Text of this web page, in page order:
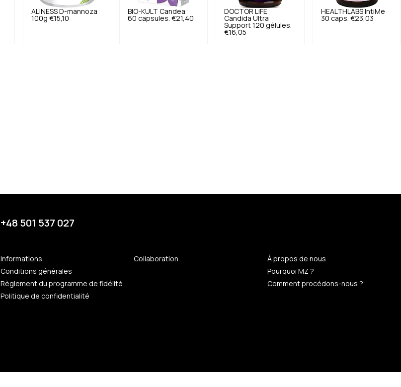
ALINESS D-mannoza
100g €15,10
BIO-KULT Candea
60 capsules. €21,40
DOCTOR LIFE
Candida Ultra
Support 120 gélules.
€16,05
HEALTHLABS IntiMe
30 caps. €23,03
+48 501 537 027
Informations
Conditions générales
Règlement du programme de fidélité
Politique de confidentialité
Collaboration
À propos de nous
Pourquoi MZ ?
Comment procédons-nous ?